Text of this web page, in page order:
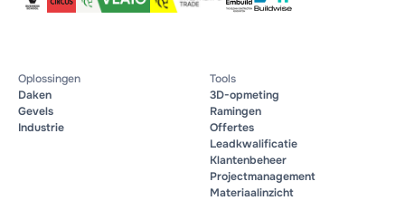
Oplossingen
Daken
Gevels
Industrie
Tools
3D-opmeting
Ramingen
Offertes
Leadkwalificatie
Klantenbeheer
Projectmanagement
Materiaalinzicht